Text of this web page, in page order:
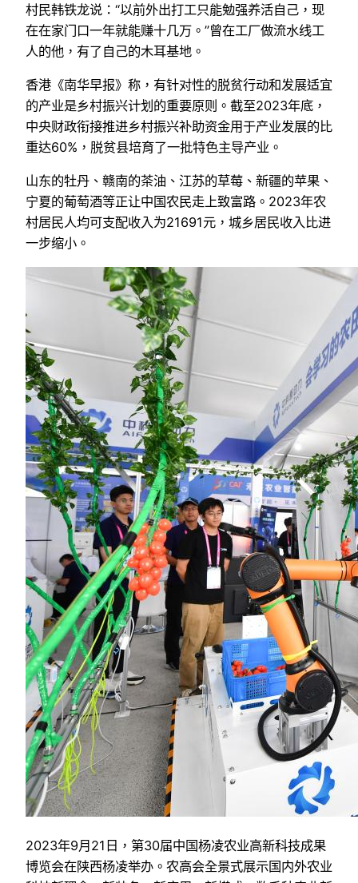
村民韩铁龙说：“以前外出打工只能勉强养活自己，现
在在家门口一年就能赚十几万。”曾在工厂做流水线工
人的他，有了自己的木耳基地。
香港《南华早报》称，有针对性的脱贫行动和发展适宜
的产业是乡村振兴计划的重要原则。截至2023年底，
中央财政衔接推进乡村振兴补助资金用于产业发展的比
重达60%，脱贫县培育了一批特色主导产业。
山东的牡丹、赣南的茶油、江苏的草莓、新疆的苹果、
宁夏的葡萄酒等正让中国农民走上致富路。2023年农
村居民人均可支配收入为21691元，城乡居民收入比进
一步缩小。
2023年9月21日，第30届中国杨凌农业高新科技成果
博览会在陕西杨凌举办。农高会全景式展示国内外农业